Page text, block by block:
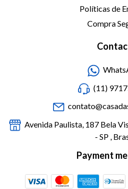
Políticas de
Compra
(11)
Avenida Paulista, 187 Bela
- SP ,
Payment